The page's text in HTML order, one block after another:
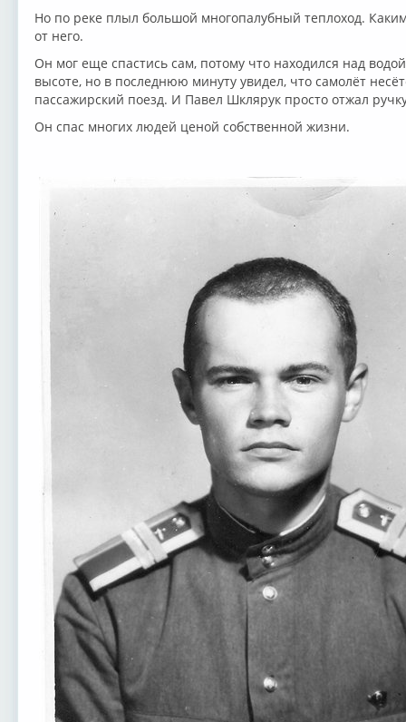
Но по реке плыл большой многопалубный теплоход.
от него.
Он мог еще спастись сам, потому что находился над
высоте, но в последнюю минуту увидел, что самолёт
пассажирский поезд. И Павел Шклярук просто отжал
Он спас многих людей ценой собственной жизни.